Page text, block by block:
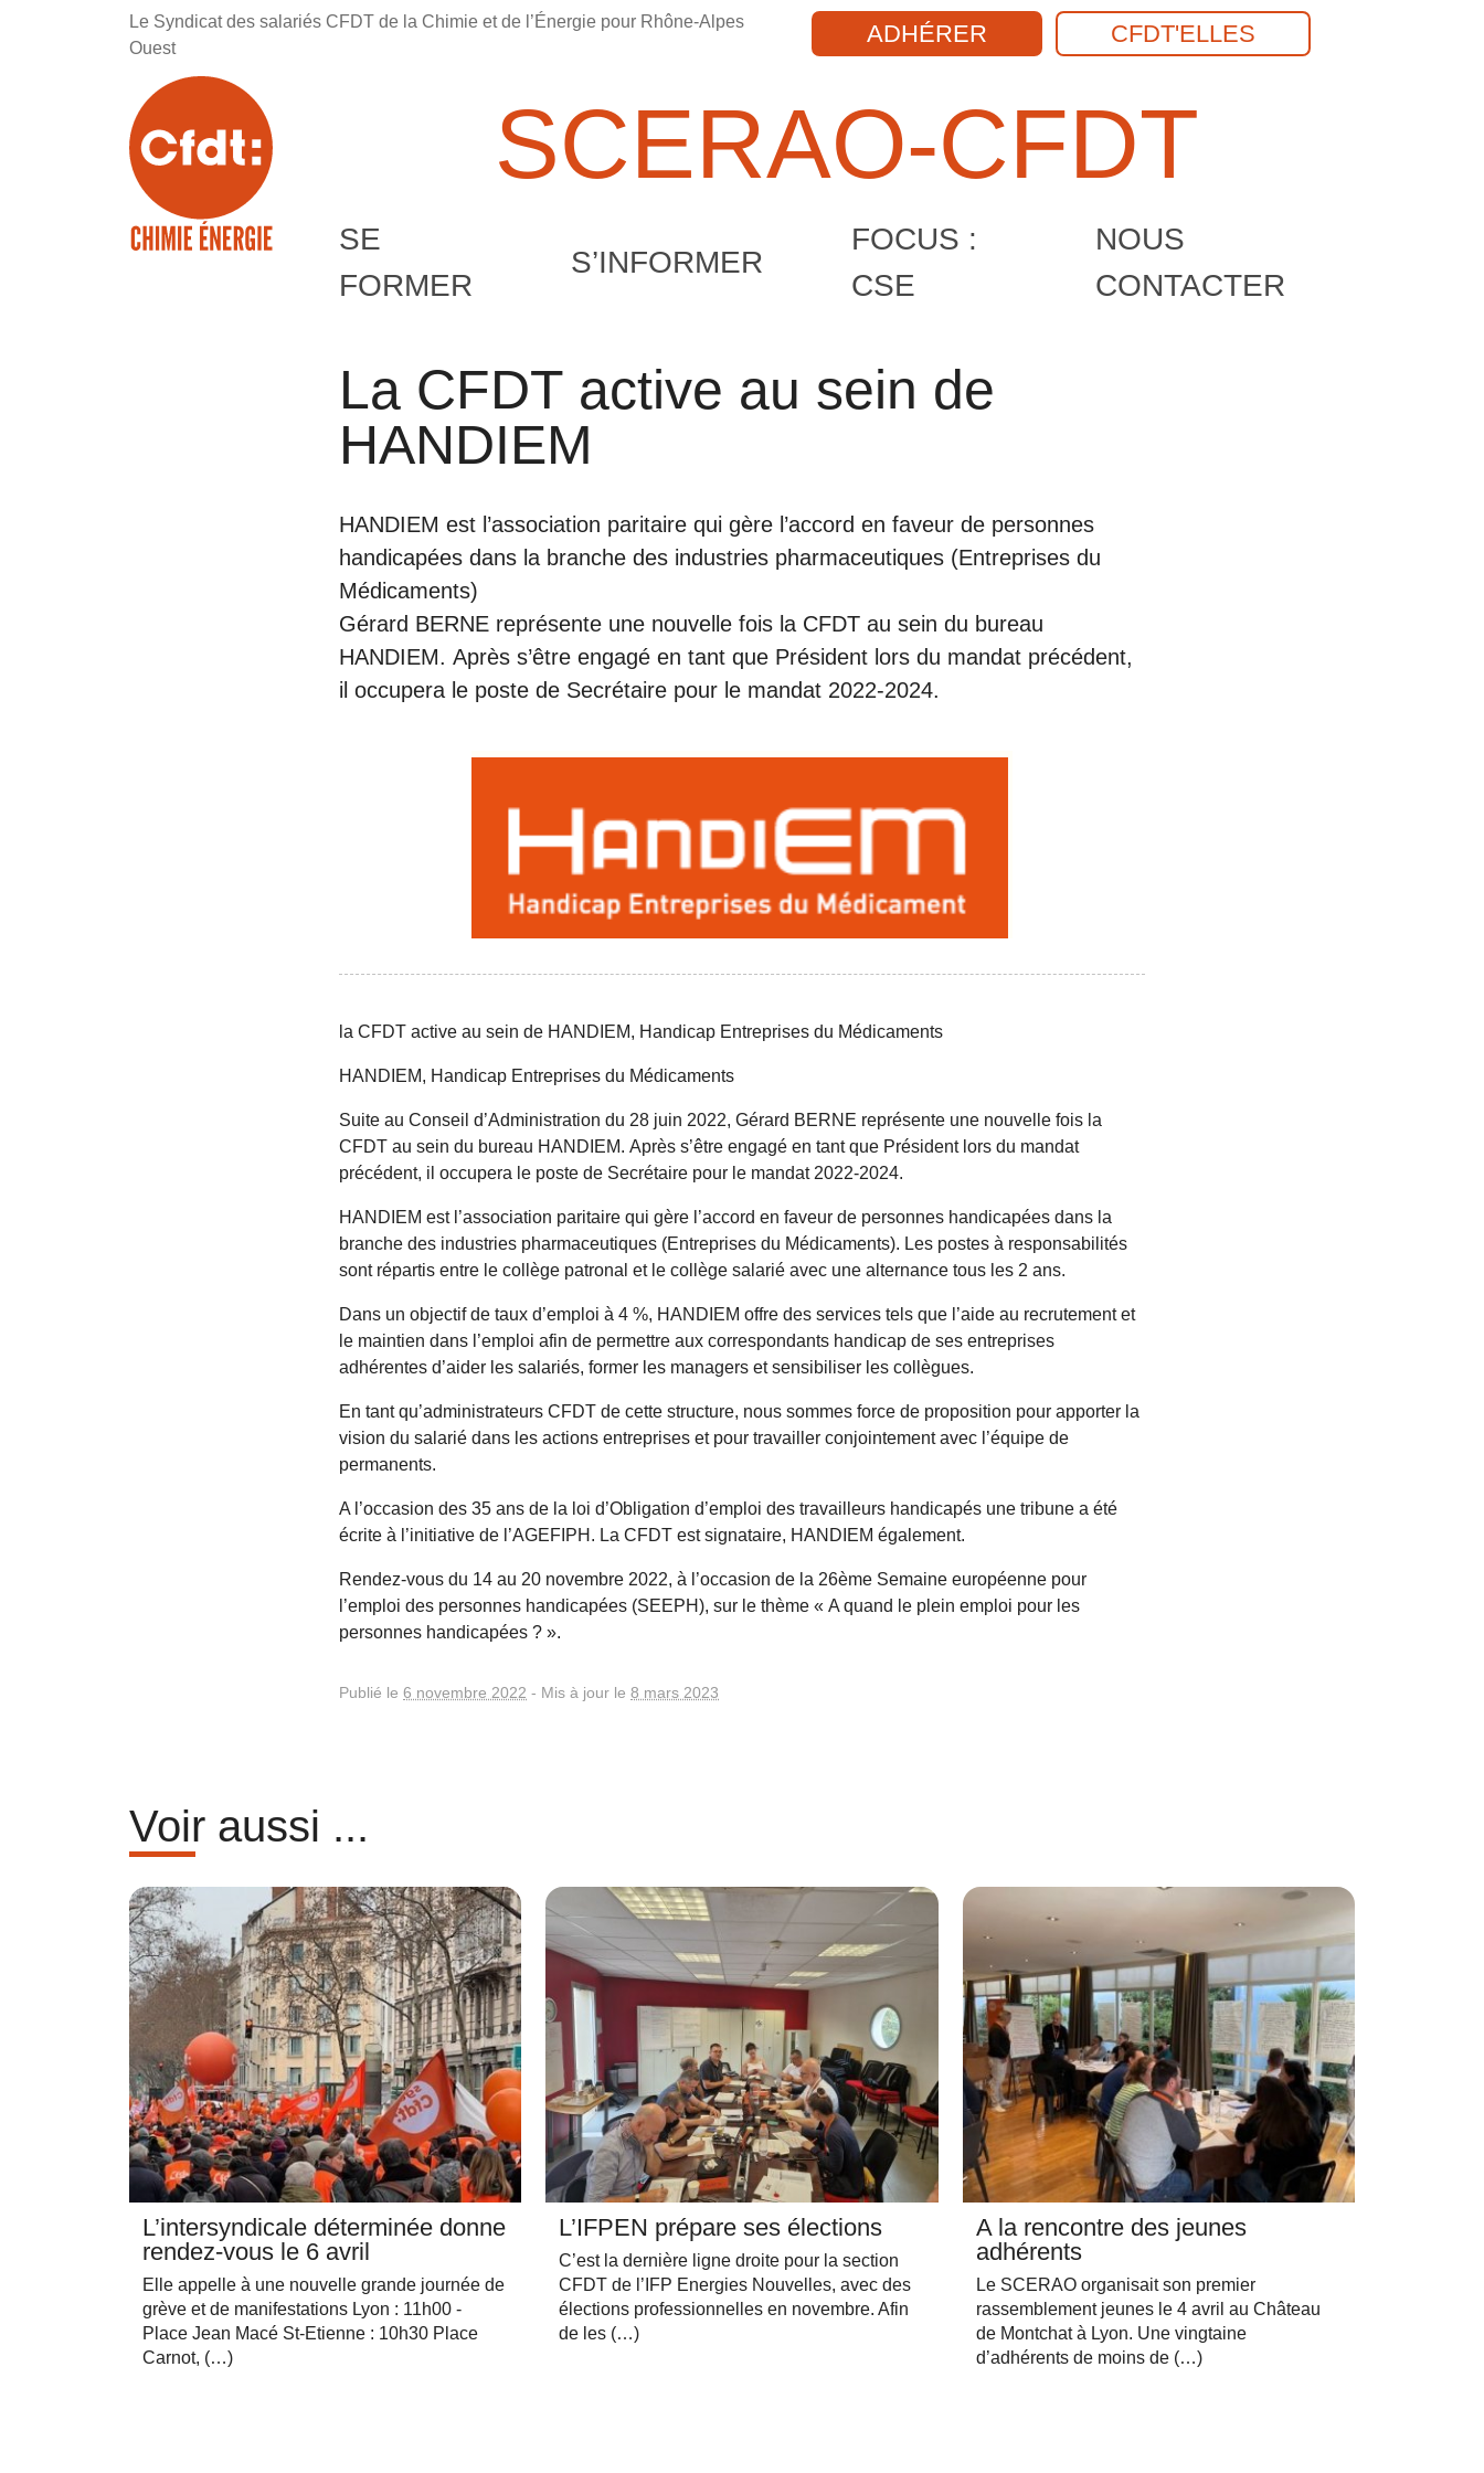
Le Syndicat des salariés CFDT de la Chimie et de l’Énergie pour Rhône-Alpes
Ouest
ADHÉRER CFDT'ELLES
SCERAO-CFDT
SE
FORMER
S’INFORMER
FOCUS :
CSE
NOUS
CONTACTER
La CFDT active au sein de
HANDIEM
HANDIEM est l’association paritaire qui gère l’accord en faveur de personnes
handicapées dans la branche des industries pharmaceutiques (Entreprises du
Médicaments)
Gérard BERNE représente une nouvelle fois la CFDT au sein du bureau
HANDIEM. Après s’être engagé en tant que Président lors du mandat précédent,
il occupera le poste de Secrétaire pour le mandat 2022-2024.
la CFDT active au sein de HANDIEM, Handicap Entreprises du Médicaments
HANDIEM, Handicap Entreprises du Médicaments
Suite au Conseil d’Administration du 28 juin 2022, Gérard BERNE représente une nouvelle fois la
CFDT au sein du bureau HANDIEM. Après s’être engagé en tant que Président lors du mandat
précédent, il occupera le poste de Secrétaire pour le mandat 2022-2024.
HANDIEM est l’association paritaire qui gère l’accord en faveur de personnes handicapées dans la
branche des industries pharmaceutiques (Entreprises du Médicaments). Les postes à responsabilités
sont répartis entre le collège patronal et le collège salarié avec une alternance tous les 2 ans.
Dans un objectif de taux d’emploi à 4 %, HANDIEM offre des services tels que l’aide au recrutement et
le maintien dans l’emploi afin de permettre aux correspondants handicap de ses entreprises
adhérentes d’aider les salariés, former les managers et sensibiliser les collègues.
En tant qu’administrateurs CFDT de cette structure, nous sommes force de proposition pour apporter la
vision du salarié dans les actions entreprises et pour travailler conjointement avec l’équipe de
permanents.
A l’occasion des 35 ans de la loi d’Obligation d’emploi des travailleurs handicapés une tribune a été
écrite à l’initiative de l’AGEFIPH. La CFDT est signataire, HANDIEM également.
Rendez-vous du 14 au 20 novembre 2022, à l’occasion de la 26ème Semaine européenne pour
l’emploi des personnes handicapées (SEEPH), sur le thème « A quand le plein emploi pour les
personnes handicapées ? ».
Publié le 6 novembre 2022 - Mis à jour le 8 mars 2023
Voir aussi ...
L’intersyndicale déterminée donne
rendez-vous le 6 avril
Elle appelle à une nouvelle grande journée de
grève et de manifestations Lyon : 11h00 -
Place Jean Macé St-Etienne : 10h30 Place
Carnot, (…)
L’IFPEN prépare ses élections
C’est la dernière ligne droite pour la section
CFDT de l’IFP Energies Nouvelles, avec des
élections professionnelles en novembre. Afin
de les (…)
A la rencontre des jeunes
adhérents
Le SCERAO organisait son premier
rassemblement jeunes le 4 avril au Château
de Montchat à Lyon. Une vingtaine
d’adhérents de moins de (…)